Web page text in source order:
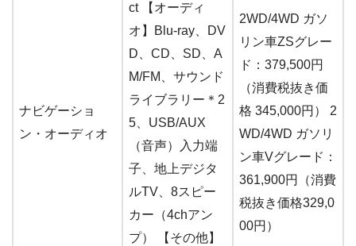
ナビゲーショ
ン・オーディオ
ct 【オーディ
オ】Blu-ray、DV
D、CD、SD、A
M/FM、サウンド
ライブラリー＊2
5、USB/AUX
（音声）入力端
子、地上デジタ
ルTV、8スピー
カー（4chアン
プ） 【その他】
2WD/4WD ガソ
リン車ZSグレー
ド：379,500円
（消費税抜き価
格 345,000円） 2
WD/4WD ガソリ
ン車Vグレード：
361,900円（消費
税抜き価格329,0
00円）